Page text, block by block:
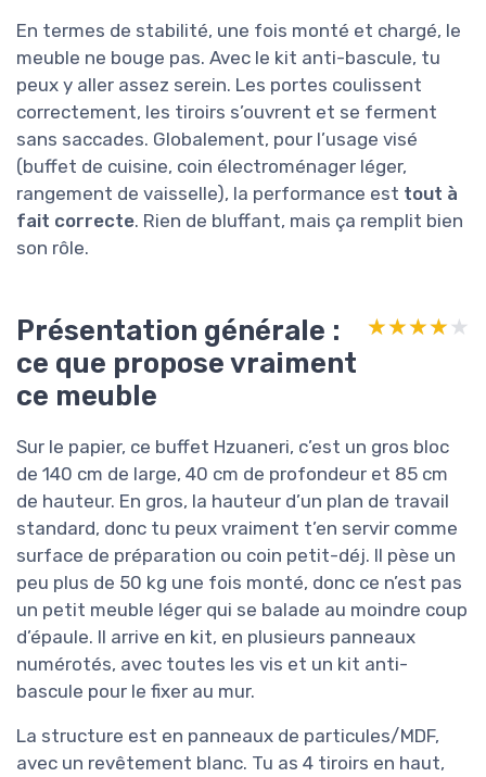
En termes de stabilité, une fois monté et chargé, le
meuble ne bouge pas. Avec le kit anti-bascule, tu
peux y aller assez serein. Les portes coulissent
correctement, les tiroirs s’ouvrent et se ferment
sans saccades. Globalement, pour l’usage visé
(buffet de cuisine, coin électroménager léger,
rangement de vaisselle), la performance est tout à
fait correcte. Rien de bluffant, mais ça remplit bien
son rôle.
Présentation générale :
ce que propose vraiment
ce meuble
★★★★★
★★★★★
Sur le papier, ce buffet Hzuaneri, c’est un gros bloc
de 140 cm de large, 40 cm de profondeur et 85 cm
de hauteur. En gros, la hauteur d’un plan de travail
standard, donc tu peux vraiment t’en servir comme
surface de préparation ou coin petit-déj. Il pèse un
peu plus de 50 kg une fois monté, donc ce n’est pas
un petit meuble léger qui se balade au moindre coup
d’épaule. Il arrive en kit, en plusieurs panneaux
numérotés, avec toutes les vis et un kit anti-
bascule pour le fixer au mur.
La structure est en panneaux de particules/MDF,
avec un revêtement blanc. Tu as 4 tiroirs en haut,